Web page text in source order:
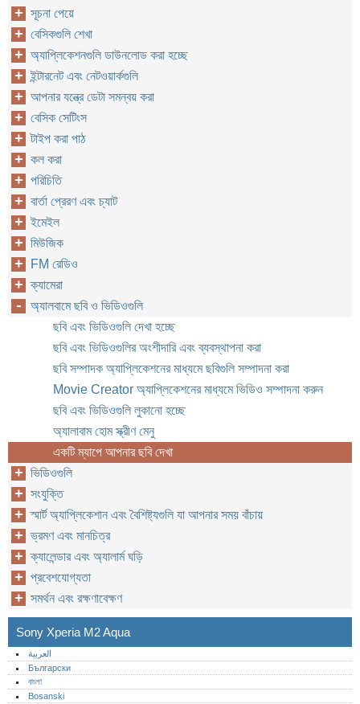
সূচনা পেয়ে
বেসিকগুলি শেখা
অ্যাপ্লিকেশনগুলি ডাউনলোড করা হচ্ছে
ইন্টারনেট এবং নেটওয়ার্কগুলি
আপনার যন্ত্রে ডেটা সমন্বয় করা
বেসিক সেটিংস
টাইপ করা পাঠ
কল করা
পরিচিতি
বার্তা প্রেরণ এবং চ্যাট
ইমেইল
মিউজিক
FM রেডিও
ক্যামেরা
অ্যালবামে ছবি ও ভিডিওগুলি
ছবি এবং ভিডিওগুলি দেখা হচ্ছে
ছবি এবং ভিডিওগুলির অংশীদারি এবং ব্যবস্থাপনা করা
ছবি সম্পাদক অ্যাপ্লিকেশনের মাধ্যমে ছবিগুলি সম্পাদনা করা
Movie Creator অ্যাপ্লিকেশনের মাধ্যমে ভিডিও সম্পাদনা করুন
ছবি এবং ভিডিওগুলি লুকানো হচ্ছে
অ্যালাবাম হোম স্ক্রীণ মেনু
একটি ম্যাপে আপনার ছবি দেখা
ভিডিওগুলি
সংযুক্তি
স্মার্ট অ্যাপ্লিকেশান এবং বৈশিষ্ট্যগুলি যা আপনার সময় বাঁচায়
ভ্রমণ এবং মানচিত্র
ক্যালেন্ডার এবং অ্যালার্ম ঘড়ি
প্রবেশযোগ্যতা
সমর্থন এবং রক্ষণাবেক্ষণ
Sony Xperia M2 Aqua
العربية
Български
বাংলা
Bosanski